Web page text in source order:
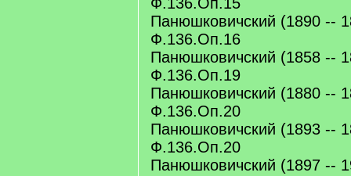
Панюшковичский (1890 --
Ф.136.Оп.16
Панюшковичский (1858 --
Ф.136.Оп.19
Панюшковичский (1880 --
Ф.136.Оп.20
Панюшковичский (1893 --
Ф.136.Оп.20
Панюшковичский (1897 --